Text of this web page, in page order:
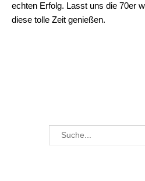
echten Erfolg. Lasst uns die 70er
diese tolle Zeit genießen.